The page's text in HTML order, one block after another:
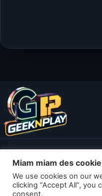
Miam miam des
We use cookies on our
clicking “Accept All”,
consent.